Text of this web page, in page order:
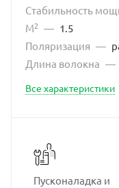
Стабильность
М2 — 1.5
Поляризация —
Длина волокна —
Все характеристики
Пусконаладка и